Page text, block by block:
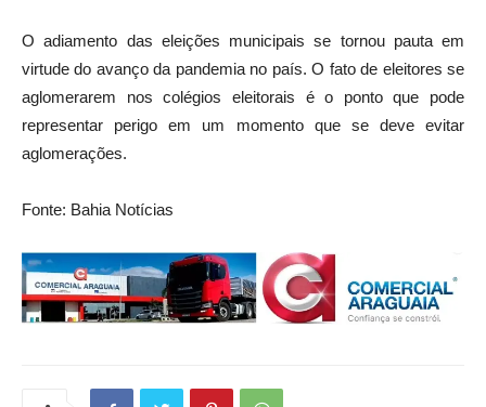
O adiamento das eleições municipais se tornou pauta em
virtude do avanço da pandemia no país. O fato de eleitores se
aglomerarem nos colégios eleitorais é o ponto que pode
representar perigo em um momento que se deve evitar
aglomerações.
Fonte: Bahia Notícias